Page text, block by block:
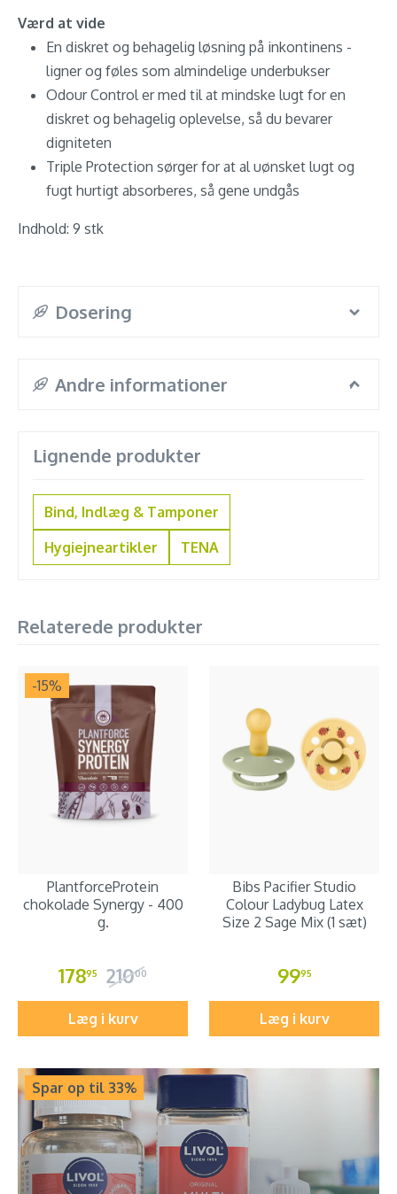
Værd at vide
En diskret og behagelig løsning på inkontinens -
ligner og føles som almindelige underbukser
Odour Control er med til at mindske lugt for en
diskret og behagelig oplevelse, så du bevarer
digniteten
Triple Protection sørger for at al uønsket lugt og
fugt hurtigt absorberes, så gene undgås
Indhold: 9 stk
Dosering
Andre informationer
Lignende produkter
Bind, Indlæg & Tamponer
Hygiejneartikler
TENA
Relaterede produkter
-15%
PlantforceProtein
chokolade Synergy - 400
g.
17895 21000
Læg i kurv
Bibs Pacifier Studio
Colour Ladybug Latex
Size 2 Sage Mix (1 sæt)
9995
Læg i kurv
Spar op til 33%